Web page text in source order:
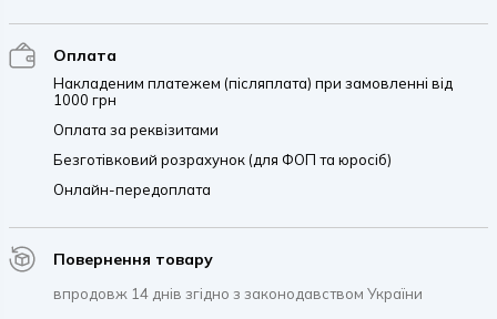
Оплата
Накладеним платежем (післяплата) при замовленні від
1000 грн
Оплата за реквізитами
Безготівковий розрахунок (для ФОП та юросіб)
Онлайн-передоплата
Повернення товару
впродовж 14 днів згідно з законодавством України